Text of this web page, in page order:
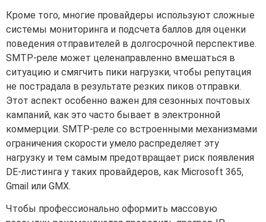
Кроме того, многие провайдеры используют сложные
системы мониторинга и подсчета баллов для оценки
поведения отправителей в долгосрочной перспективе.
SMTP-реле может целенаправленно вмешаться в
ситуацию и смягчить пики нагрузки, чтобы репутация
не пострадала в результате резких пиков отправки.
Этот аспект особенно важен для сезонных почтовых
кампаний, как это часто бывает в электронной
коммерции. SMTP-реле со встроенными механизмами
ограничения скорости умело распределяет эту
нагрузку и тем самым предотвращает риск появления
DE-листинга у таких провайдеров, как Microsoft 365,
Gmail или GMX.
Чтобы профессионально оформить массовую